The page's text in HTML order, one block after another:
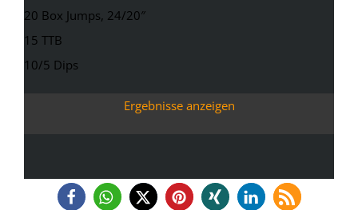
20 Box Jumps, 24/20″
15 TTB
10/5 Dips
Ergebnisse anzeigen